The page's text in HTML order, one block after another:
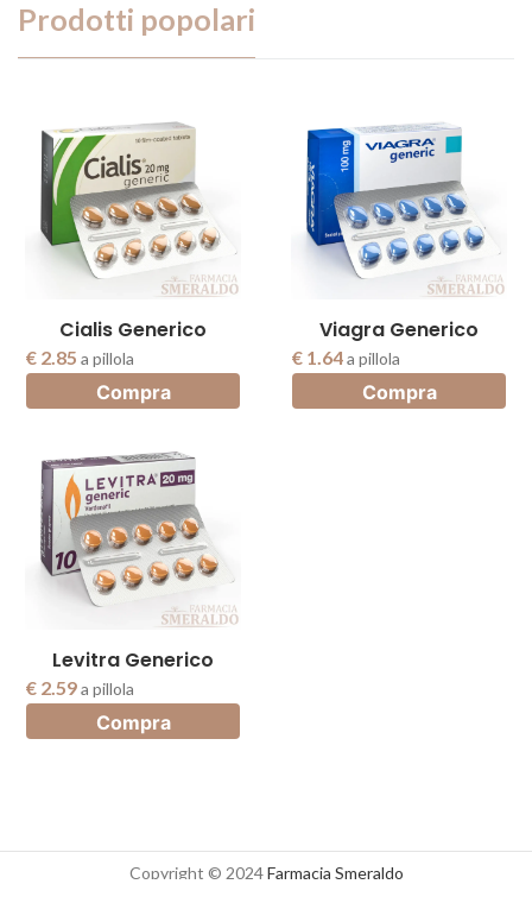
Prodotti popolari
Cialis Generico
€ 2.85 a pillola
Compra
Viagra Generico
€ 1.64a pillola
Compra
Levitra Generico
€ 2.59a pillola
Compra
Copyright © 2024Farmacia Smeraldo